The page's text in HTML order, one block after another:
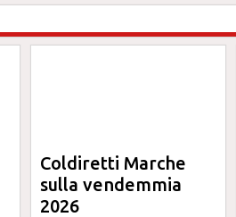
Coldiretti Marche
sulla vendemmia
2026